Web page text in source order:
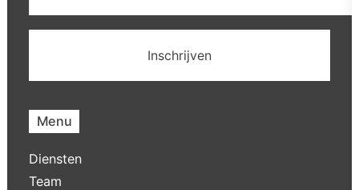
Menu
Diensten
Team